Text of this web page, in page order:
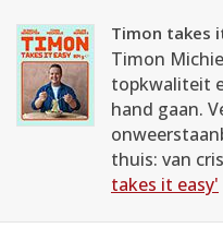
Timon takes
Timon
topkwaliteit
hand gaan.
thuis: van
takes it easy'